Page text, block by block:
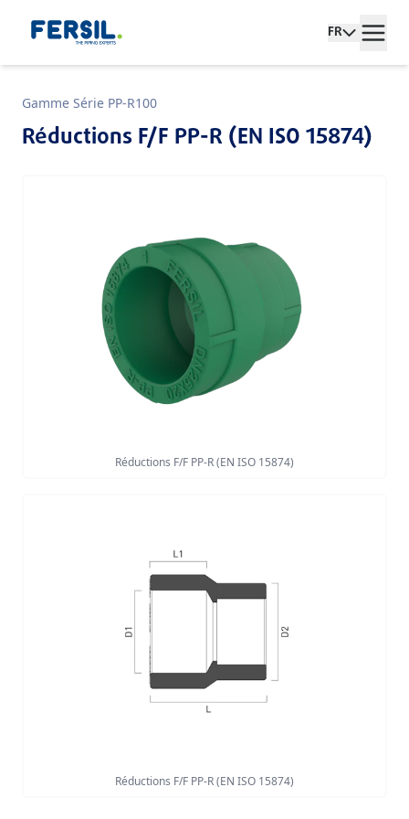
FR
Gamme Série PP-R100
Réductions F/F PP-R (EN ISO 15874)
Réductions F/F PP-R (EN ISO 15874)
Réductions F/F PP-R (EN ISO 15874)